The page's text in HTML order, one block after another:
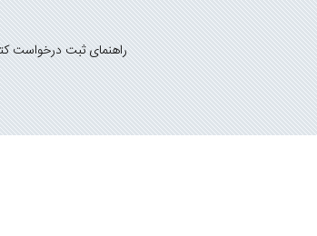
راهنمای ثبت درخواست